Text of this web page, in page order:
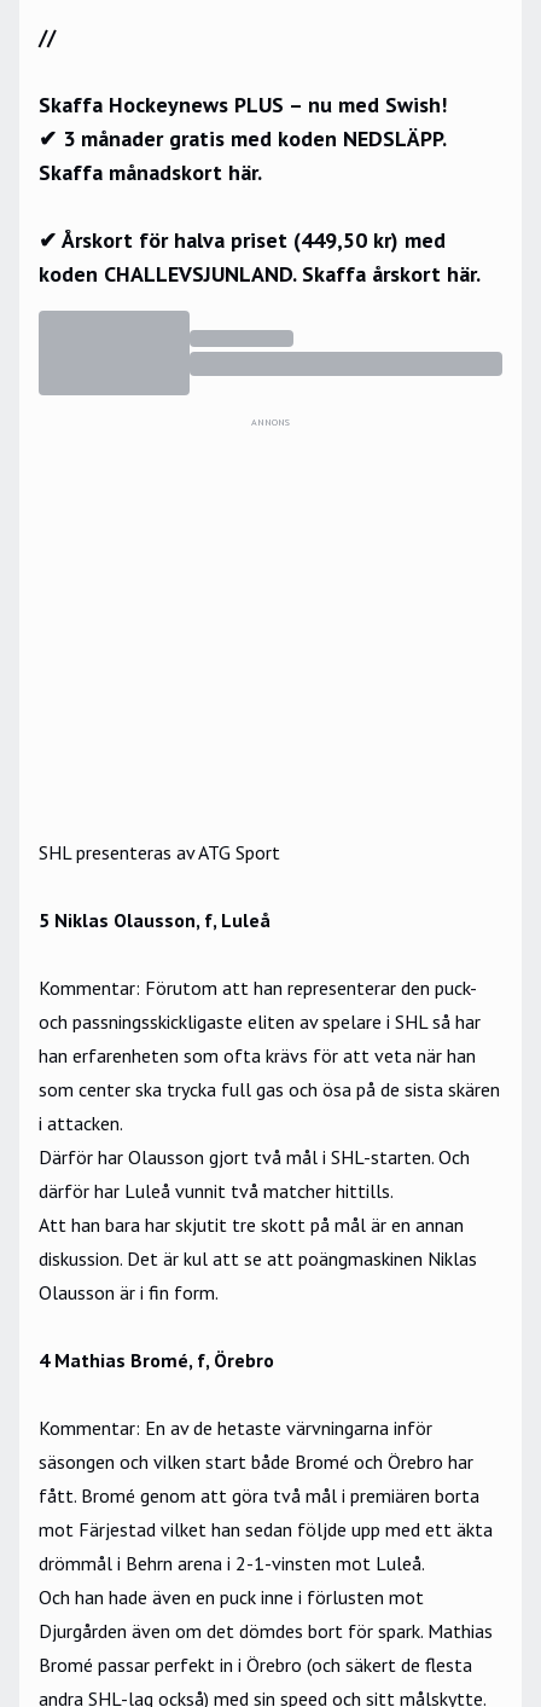
//
Skaffa Hockeynews PLUS – nu med Swish!
✔ 3 månader gratis med koden NEDSLÄPP.
Skaffa månadskort här.
✔ Årskort för halva priset (449,50 kr) med
koden CHALLEVSJUNLAND. Skaffa årskort här.
ANNONS
SHL presenteras av ATG Sport
5 Niklas Olausson, f, Luleå
Kommentar: Förutom att han representerar den puck-
och passningsskickligaste eliten av spelare i SHL så har
han erfarenheten som ofta krävs för att veta när han
som center ska trycka full gas och ösa på de sista skären
i attacken.
Därför har Olausson gjort två mål i SHL-starten. Och
därför har Luleå vunnit två matcher hittills.
Att han bara har skjutit tre skott på mål är en annan
diskussion. Det är kul att se att poängmaskinen Niklas
Olausson är i fin form.
4 Mathias Bromé, f, Örebro
Kommentar: En av de hetaste värvningarna inför
säsongen och vilken start både Bromé och Örebro har
fått. Bromé genom att göra två mål i premiären borta
mot Färjestad vilket han sedan följde upp med ett äkta
drömmål i Behrn arena i 2-1-vinsten mot Luleå.
Och han hade även en puck inne i förlusten mot
Djurgården även om det dömdes bort för spark. Mathias
Bromé passar perfekt in i Örebro (och säkert de flesta
andra SHL-lag också) med sin speed och sitt målskytte.